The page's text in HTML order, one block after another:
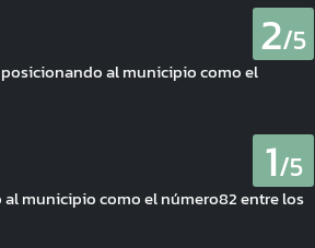
2/5
posicionando al municipio como el
1/5
al municipio como el número82 entre los